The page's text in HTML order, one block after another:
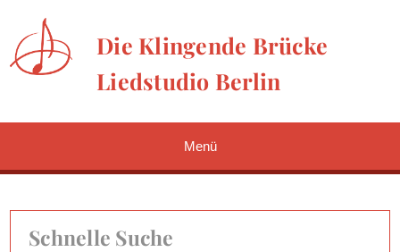
Die Klingende Brücke
Liedstudio Berlin
Menü
Schnelle Suche